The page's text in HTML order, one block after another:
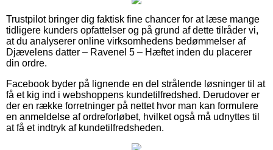
Trustpilot bringer dig faktisk fine chancer for at læse mange
tidligere kunders opfattelser og på grund af dette tilråder vi,
at du analyserer online virksomhedens bedømmelser af
Djævelens datter – Ravenel 5 – Hæftet inden du placerer
din ordre.
Facebook byder på lignende en del strålende løsninger til at
få et kig ind i webshoppens kundetilfredshed. Derudover er
der en række forretninger på nettet hvor man kan formulere
en anmeldelse af ordreforløbet, hvilket også må udnyttes til
at få et indtryk af kundetilfredsheden.